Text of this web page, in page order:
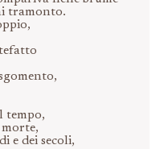
tramonto.
tempo,
e dei secoli,